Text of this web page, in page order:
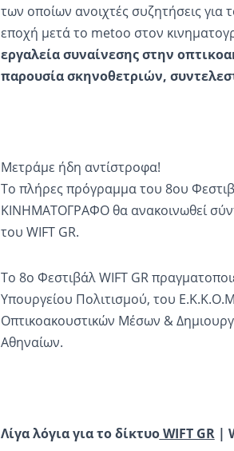
των οποίων ανοιχτές συζητήσεις για
εποχή μετά το metoo στον
εργαλεία συναίνεσης στην
παρουσία σκηνοθετριών,
Μετράμε ήδη αντίστροφα!
Το πλήρες πρόγραμμα του 8ου
ΚΙΝΗΜΑΤΟΓΡΑΦΟ θα ανακοινωθεί
του WIFT GR.
To 8ο Φεστιβάλ WIFT GR
Υπουργείου Πολιτισμού, του
Οπτικοακουστικών Μέσων &
Αθηναίων.
Λίγα λόγια για το δίκτυοWIFT GR|